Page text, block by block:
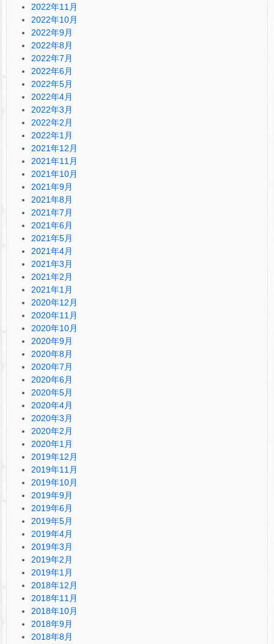
2022年11月
2022年10月
2022年9月
2022年8月
2022年7月
2022年6月
2022年5月
2022年4月
2022年3月
2022年2月
2022年1月
2021年12月
2021年11月
2021年10月
2021年9月
2021年8月
2021年7月
2021年6月
2021年5月
2021年4月
2021年3月
2021年2月
2021年1月
2020年12月
2020年11月
2020年10月
2020年9月
2020年8月
2020年7月
2020年6月
2020年5月
2020年4月
2020年3月
2020年2月
2020年1月
2019年12月
2019年11月
2019年10月
2019年9月
2019年6月
2019年5月
2019年4月
2019年3月
2019年2月
2019年1月
2018年12月
2018年11月
2018年10月
2018年9月
2018年8月